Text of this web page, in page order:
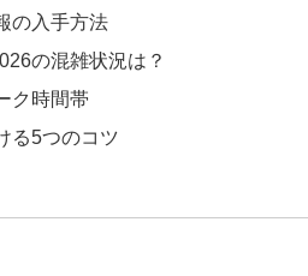
の入手方法
の混雑状況は？
ク時間帯
る5つのコツ